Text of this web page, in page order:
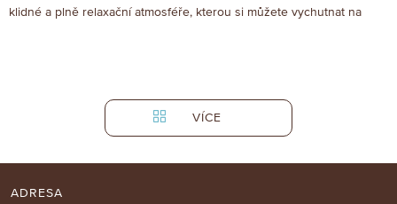
VÍCE
klidné a plně relaxační atmosféře, kterou si můžete vychutnat na
ADRESA